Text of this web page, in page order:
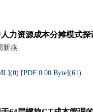
力资源成本分摊模式探
新燕
0) [PDF 0.00 Byte](61)